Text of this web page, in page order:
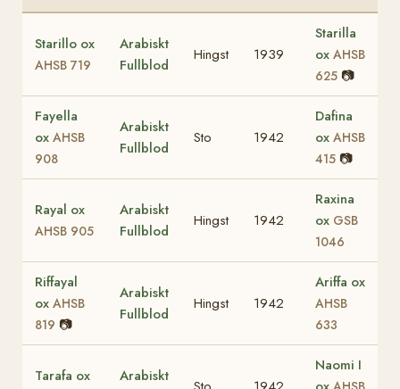
Starillo ox
AHSB 719
Arabiskt
Fullblod
Hingst 1939
Starilla
ox AHSB
625 📷
Fayella
ox AHSB
908
Arabiskt
Fullblod
Sto 1942
Dafina
ox AHSB
415 📷
Rayal ox
AHSB 905
Arabiskt
Fullblod
Hingst 1942
Raxina
ox GSB
1046
Riffayal
ox AHSB
819 📷
Arabiskt
Fullblod
Hingst 1942
Ariffa ox
AHSB
633
Tarafa ox
Arabiskt
Naomi I